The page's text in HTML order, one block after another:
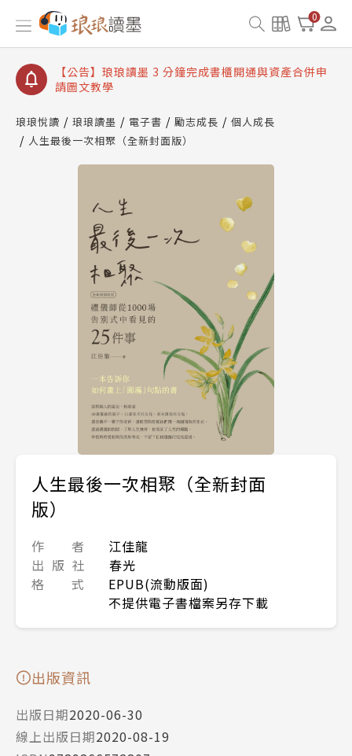
0
【公告】琅琅讀墨數位閱讀資產合併與書櫃開通申請
【公告】琅琅讀墨書櫃開通常見問題
【公告】琅琅讀墨 3 分鐘完成書櫃開通與資產合併申
請圖文教學
查詢
【公告】琅琅讀墨數位閱讀資產合併與書櫃開通申請
琅琅悅讀 琅琅讀墨 電子書 勵志成長
個人成長
人生最後一次相聚（全新封面版）
人生最後一次相聚（全新封面
版）
作 者
江佳龍
出 版 社
春光
格 式
EPUB(流動版面)
不提供電子書檔案另存下載
出版資訊
出版日期2020-06-30
線上出版日期2020-08-19